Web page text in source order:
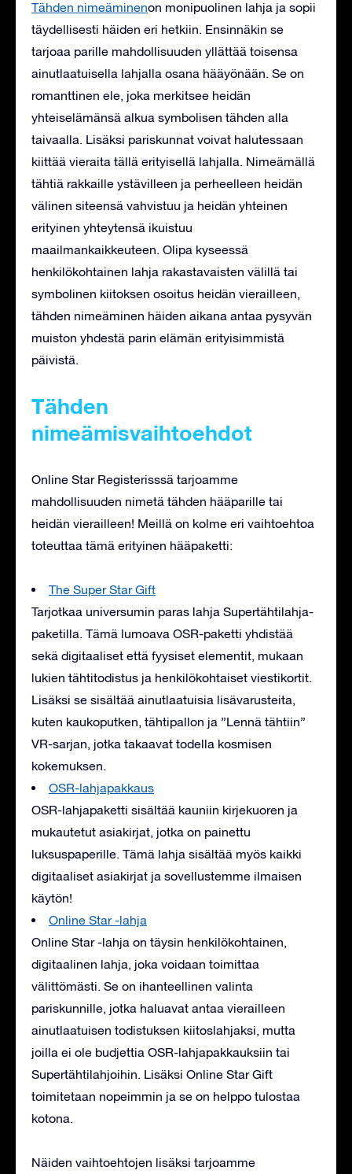
Tähden nimeäminenon monipuolinen lahja ja sopii
täydellisesti häiden eri hetkiin. Ensinnäkin se
tarjoaa parille mahdollisuuden yllättää toisensa
ainutlaatuisella lahjalla osana hääyönään. Se on
romanttinen ele, joka merkitsee heidän
yhteiselämänsä alkua symbolisen tähden alla
taivaalla. Lisäksi pariskunnat voivat halutessaan
kiittää vieraita tällä erityisellä lahjalla. Nimeämällä
tähtiä rakkaille ystävilleen ja perheelleen heidän
välinen siteensä vahvistuu ja heidän yhteinen
erityinen yhteytensä ikuistuu
maailmankaikkeuteen. Olipa kyseessä
henkilökohtainen lahja rakastavaisten välillä tai
symbolinen kiitoksen osoitus heidän vierailleen,
tähden nimeäminen häiden aikana antaa pysyvän
muiston yhdestä parin elämän erityisimmistä
päivistä.
Tähden
nimeämisvaihtoehdot
Online Star Registerisssä tarjoamme
mahdollisuuden nimetä tähden hääparille tai
heidän vierailleen! Meillä on kolme eri vaihtoehtoa
toteuttaa tämä erityinen hääpaketti:
The Super Star Gift
Tarjotkaa universumin paras lahja Supertähtilahja-
paketilla. Tämä lumoava OSR-paketti yhdistää
sekä digitaaliset että fyysiset elementit, mukaan
lukien tähtitodistus ja henkilökohtaiset viestikortit.
Lisäksi se sisältää ainutlaatuisia lisävarusteita,
kuten kaukoputken, tähtipallon ja ”Lennä tähtiin”
VR-sarjan, jotka takaavat todella kosmisen
kokemuksen.
OSR-lahjapakkaus
OSR-lahjapaketti sisältää kauniin kirjekuoren ja
mukautetut asiakirjat, jotka on painettu
luksuspaperille. Tämä lahja sisältää myös kaikki
digitaaliset asiakirjat ja sovellustemme ilmaisen
käytön!
Online Star -lahja
Online Star -lahja on täysin henkilökohtainen,
digitaalinen lahja, joka voidaan toimittaa
välittömästi. Se on ihanteellinen valinta
pariskunnille, jotka haluavat antaa vierailleen
ainutlaatuisen todistuksen kiitoslahjaksi, mutta
joilla ei ole budjettia OSR-lahjapakkauksiin tai
Supertähtilahjoihin. Lisäksi Online Star Gift
toimitetaan nopeimmin ja se on helppo tulostaa
kotona.
Näiden vaihtoehtojen lisäksi tarjoamme